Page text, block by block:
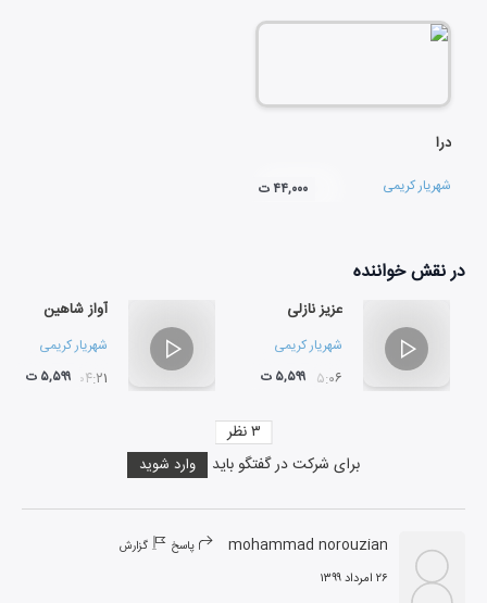
درا
شهریار کریمی ۴۴,۰۰۰ ت
در نقشخواننده
عزیز نازلی
شهریار کریمی
۰۵:۰۶ ۵,۵۹۹ ت
آواز شاهین
شهریار کریمی
۰۴:۲۱ ۵,۵۹۹ ت
برای شرکت در گفتگو باید وارد شوید
۳نظر
mohammad norouzian پاسخ گزارش
۲۶ امرداد ۱۳۹۹